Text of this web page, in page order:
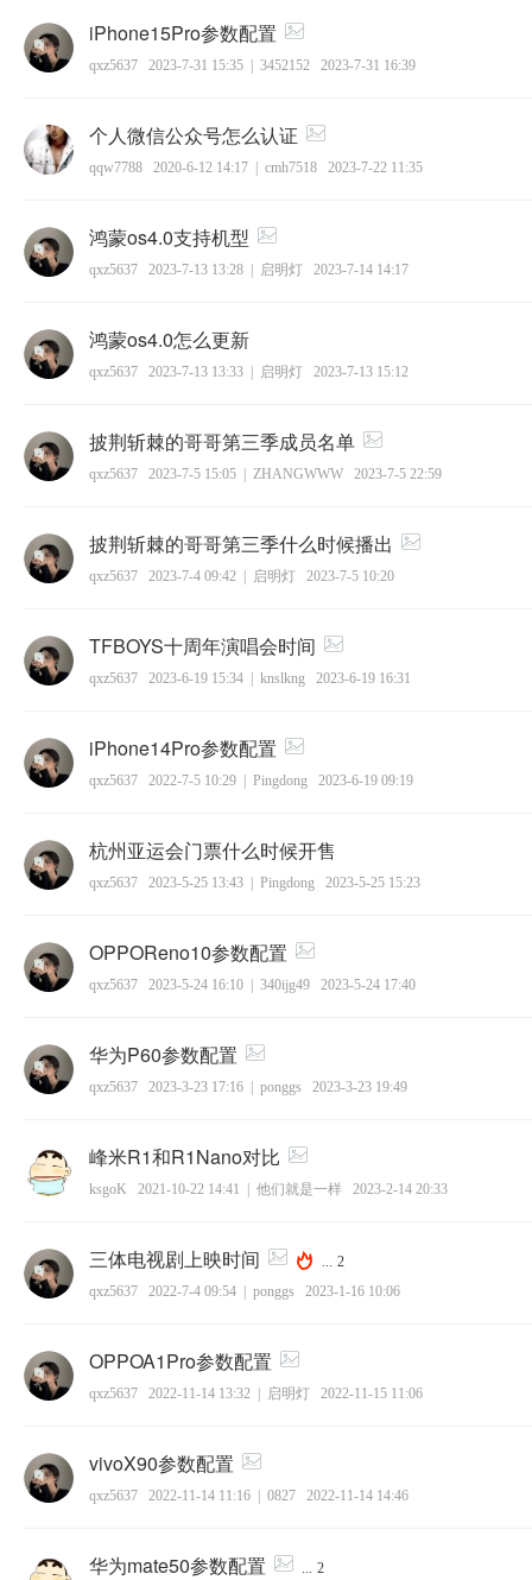
iPhone15Pro参数配置
qxz5637 2023-7-31 15:35 3452152 2023-7-31 16:39
个人微信公众号怎么认证
qqw7788 2020-6-12 14:17 cmh7518 2023-7-22 11:35
鸿蒙os4.0支持机型
qxz5637 2023-7-13 13:28 启明灯 2023-7-14 14:17
鸿蒙os4.0怎么更新
qxz5637 2023-7-13 13:33 启明灯 2023-7-13 15:12
披荆斩棘的哥哥第三季成员名单
qxz5637 2023-7-5 15:05 ZHANGWWW 2023-7-5 22:59
披荆斩棘的哥哥第三季什么时候播出
qxz5637 2023-7-4 09:42 启明灯 2023-7-5 10:20
TFBOYS十周年演唱会时间
qxz5637 2023-6-19 15:34 knslkng 2023-6-19 16:31
iPhone14Pro参数配置
qxz5637 2022-7-5 10:29 Pingdong 2023-6-19 09:19
杭州亚运会门票什么时候开售
qxz5637 2023-5-25 13:43 Pingdong 2023-5-25 15:23
OPPOReno10参数配置
qxz5637 2023-5-24 16:10 340ijg49 2023-5-24 17:40
华为P60参数配置
qxz5637 2023-3-23 17:16 ponggs 2023-3-23 19:49
峰米R1和R1Nano对比
ksgoK 2021-10-22 14:41 他们就是一样 2023-2-14 20:33
三体电视剧上映时间 ... 2
qxz5637
2022-7-4 09:54 ponggs 2023-1-16 10:06
OPPOA1Pro参数配置
qxz5637 2022-11-14 13:32 启明灯 2022-11-15 11:06
vivoX90参数配置
qxz5637 2022-11-14 11:16 0827 2022-11-14 14:46
华为mate50参数配置 ... 2